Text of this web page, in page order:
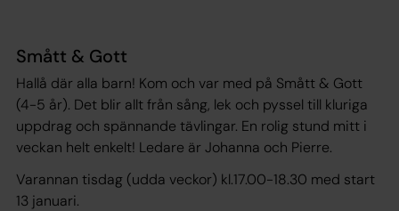
Smått & Gott
Hallå där alla barn! Kom och var med på Smått & Gott
(4-5 år). Det blir allt från sång, lek och pyssel till kluriga
uppdrag och spännande tävlingar. En rolig stund mitt i
veckan helt enkelt! Ledare är Johanna och Pierre.
Varannan tisdag (udda veckor) kl.17.00-18.30 med start
13 januari.